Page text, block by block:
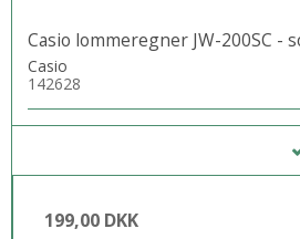
Casio lommeregner JW-200SC -
Casio
142628
199,00 DKK